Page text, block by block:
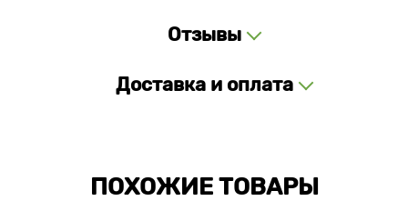
Отзывы
Доставка и оплата
ПОХОЖИЕ ТОВАРЫ